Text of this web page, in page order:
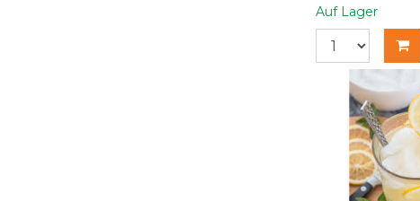
Auf Lager